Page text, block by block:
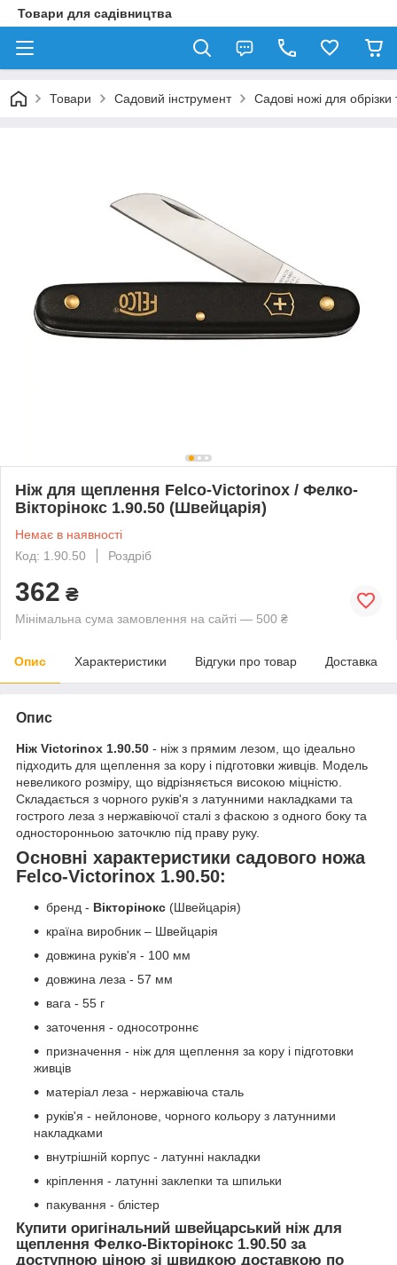
Товари для садівництва
Товари Садовий інструмент Садові ножі для
Ніж для щеплення Felco-Victorinox / Фелко-
Вікторінокс 1.90.50 (Швейцарія)
Немає в наявності
Код: 1.90.50
Роздріб
362 ₴
Мінімальна сума замовлення на сайті — 500 ₴
Опис Характеристики Відгуки про товар Доставка
Опис
Ніж Victorinox 1.90.50 - ніж з прямим лезом, що ідеально
підходить для щеплення за кору і підготовки живців. Модель
невеликого розміру, що відрізняється високою міцністю.
Складається з чорного руків'я з латунними накладками та
гострого леза з нержавіючої сталі з фаскою з одного боку та
односторонньою заточклю під праву руку.
Основні характеристики садового ножа
Felco-Victorinox 1.90.50:
бренд - Вікторінокс (Швейцарія)
країна виробник – Швейцарія
довжина руків'я - 100 мм
довжина леза - 57 мм
вага - 55 г
заточення - односотроннє
призначення - ніж для щеплення за кору і підготовки
живців
матеріал леза - нержавіюча сталь
руків'я - нейлонове, чорного кольору з латунними
накладками
внутрішній корпус - латунні накладки
кріплення - латунні заклепки та шпильки
пакування - блістер
Купити оригінальний швейцарський ніж для
щеплення Фелко-Вікторінокс 1.90.50 за
доступною ціною зі швидкою доставкою по